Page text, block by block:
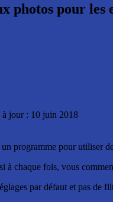
photos pour les
à jour : 10 juin 2018
programme pour utiliser
à chaque fois, vous
par défaut et pas de